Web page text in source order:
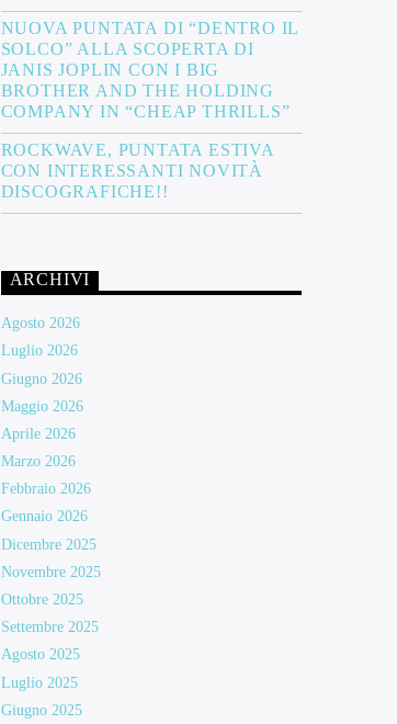
NUOVA PUNTATA DI “DENTRO IL
SOLCO” ALLA SCOPERTA DI
JANIS JOPLIN CON I BIG
BROTHER AND THE HOLDING
COMPANY IN “CHEAP THRILLS”
ROCKWAVE, PUNTATA ESTIVA
CON INTERESSANTI NOVITÀ
DISCOGRAFICHE!!
ARCHIVI
Agosto 2026
Luglio 2026
Giugno 2026
Maggio 2026
Aprile 2026
Marzo 2026
Febbraio 2026
Gennaio 2026
Dicembre 2025
Novembre 2025
Ottobre 2025
Settembre 2025
Agosto 2025
Luglio 2025
Giugno 2025